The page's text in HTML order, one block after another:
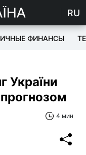
RU
ФИНАНСЫ
України
4 мин